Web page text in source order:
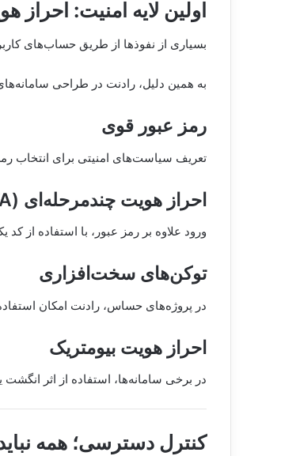
اولین لایه امنیت: احراز
بسیاری از نفوذها از طریق حساب‌های
به همین دلیل، رادنت در طراحی
رمز عبور قوی
تعریف سیاست‌های امنیتی برای انتخاب
احراز هویت چندمرحله‌ای (MFA)
ورود علاوه بر رمز عبور، با استفاده از
توکن‌های سخت‌افزاری
در پروژه‌های حساس، رادنت امکان
احراز هویت بیومتریک
در برخی سامانه‌ها، استفاده از اثر
کنترل دسترسی؛ همه نباید